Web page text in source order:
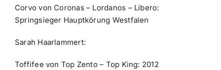
Corvo von Coronas – Lordanos – Libero:
Springsieger Hauptkörung Westfalen
Sarah Haarlammert:
Toffifee von Top Zento – Top King: 2012